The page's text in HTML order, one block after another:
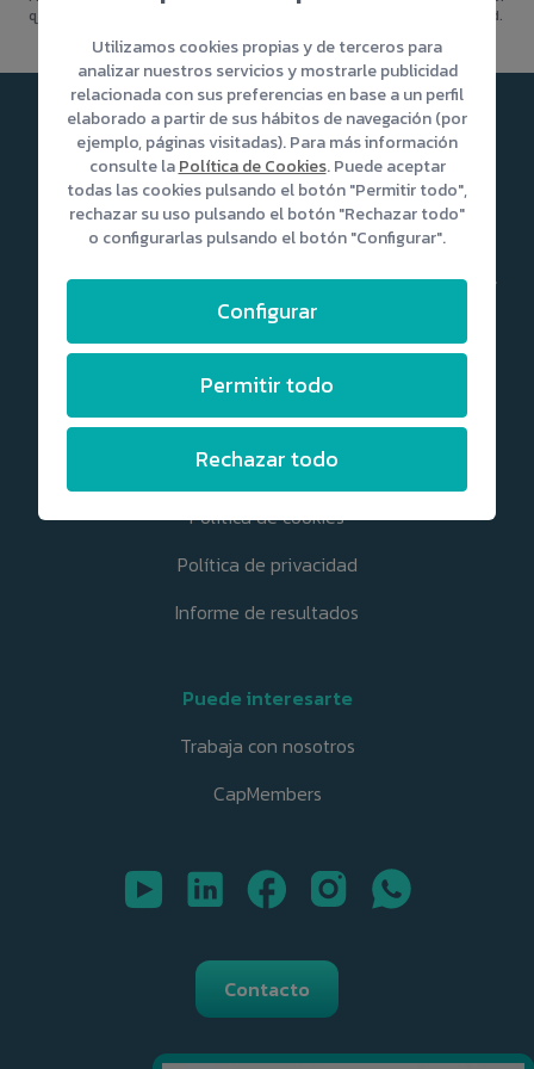
que incluye las técnicas más sofisticadas y avanzadas en la actualidad.
info@capmedica.com
Calle Venegas 39, 35003 - Las Palmas de Gran Canaria (Islas
Canarias, España)
928 22 37 54
Nuestras políticas
Términos y condiciones
Política de cookies
Política de privacidad
Informe de resultados
Puede interesarte
Trabaja con nosotros
CapMembers
Contacto
Utilizamos cookies propias y de terceros para
analizar nuestros servicios y mostrarle publicidad
relacionada con sus preferencias en base a un perfil
elaborado a partir de sus hábitos de navegación (por
ejemplo, páginas visitadas). Para más información
consulte laPolítica de Cookies. Puede aceptar
todas las cookies pulsando el botón "Permitir todo",
rechazar su uso pulsando el botón "Rechazar todo"
o configurarlas pulsando el botón "Configurar".
Configurar
Permitir todo
Rechazar todo